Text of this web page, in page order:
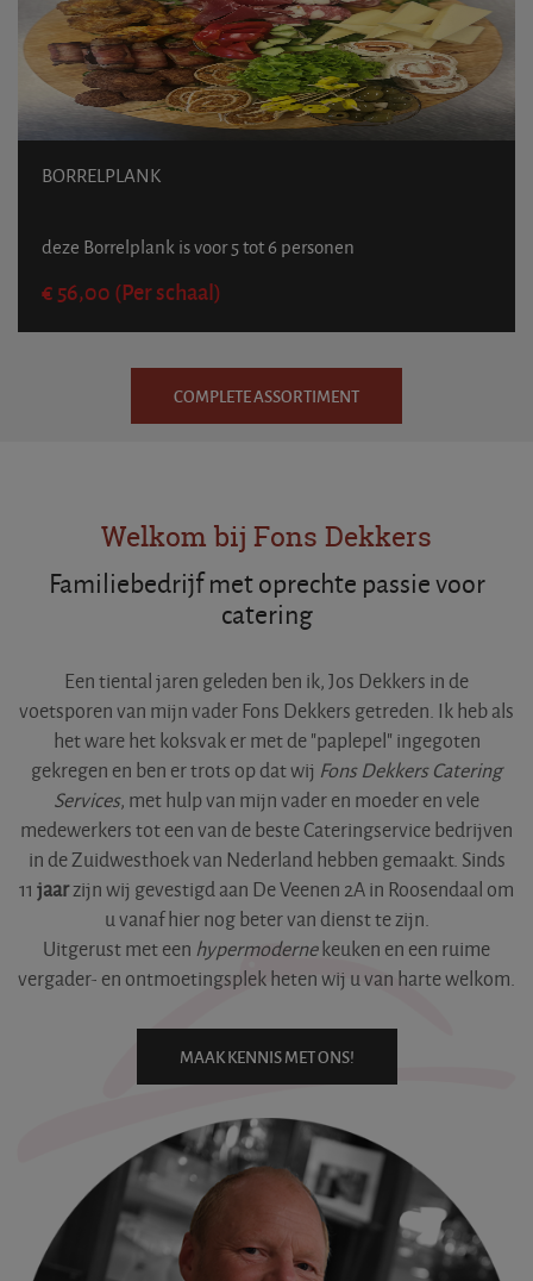
BORRELPLANK
deze Borrelplank is voor 5 tot 6 personen
€ 56,00 (Per schaal)
COMPLETE ASSORTIMENT
Welkom bij Fons Dekkers
Familiebedrijf met oprechte passie voor
catering
Een tiental jaren geleden ben ik, Jos Dekkers in de
voetsporen van mijn vader Fons Dekkers getreden. Ik heb als
het ware het koksvak er met de "paplepel" ingegoten
gekregen en ben er trots op dat wij Fons Dekkers Catering
Services, met hulp van mijn vader en moeder en vele
medewerkers tot een van de beste Cateringservice bedrijven
in de Zuidwesthoek van Nederland hebben gemaakt. Sinds
11 jaarzijn wij gevestigd aan De Veenen 2A in Roosendaal om
u vanaf hier nog beter van dienst te zijn.
Uitgerust met een hypermodernekeuken en een ruime
vergader- en ontmoetingsplek heten wij u van harte welkom.
MAAK KENNIS MET ONS!